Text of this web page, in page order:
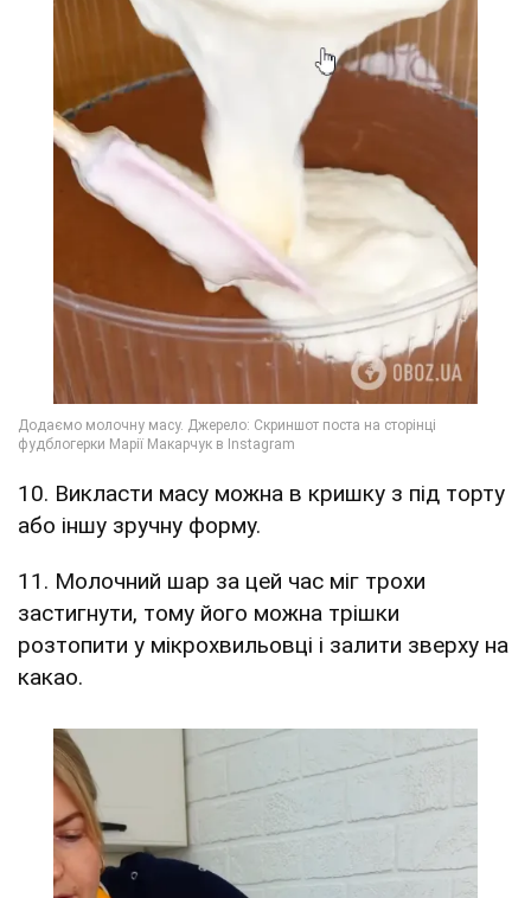
10. Викласти масу можна в кришку з під торту
або іншу зручну форму.
11. Молочний шар за цей час міг трохи
застигнути, тому його можна трішки
розтопити у мікрохвильовці і залити зверху на
какао.